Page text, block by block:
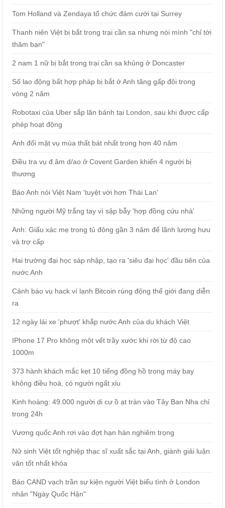
Tom Holland và Zendaya tổ chức đám cưới tại Surrey
Thanh niên Việt bị bắt trong trại cần sa nhưng nói mình "chỉ tới
thăm bạn"
2 nam 1 nữ bị bắt trong trại cần sa khủng ở Doncaster
Số lao động bất hợp pháp bị bắt ở Anh tăng gấp đôi trong
vòng 2 năm
Robotaxi của Uber sắp lăn bánh tại London, sau khi được cấp
phép hoạt động
Anh đối mặt vụ mùa thất bát nhất trong hơn 40 năm
Điều tra vụ đ.âm d/ao ở Covent Garden khiến 4 người bị
thương
Báo Anh nói Việt Nam 'tuyệt vời hơn Thái Lan'
Những người Mỹ trắng tay vì sập bẫy 'hợp đồng cứu nhà'
Anh: Giấu xác mẹ trong tủ đông gần 3 năm để lãnh lương hưu
và trợ cấp
Hai trường đại học sáp nhập, tạo ra 'siêu đại học' đầu tiên của
nước Anh
Cảnh báo vụ hack ví lạnh Bitcoin rúng động thế giới đang diễn
ra
12 ngày lái xe 'phượt' khắp nước Anh của du khách Việt
IPhone 17 Pro không một vết trầy xước khi rời từ độ cao
1000m
373 hành khách mắc kẹt 10 tiếng đồng hồ trong máy bay
không điều hoà, có người ngất xỉu
Kinh hoàng: 49.000 người di cư ồ ạt tràn vào Tây Ban Nha chỉ
trong 24h
Vương quốc Anh rơi vào đợt hạn hán nghiêm trọng
Nữ sinh Việt tốt nghiệp thạc sĩ xuất sắc tại Anh, giành giải luận
văn tốt nhất khóa
Báo CAND vạch trần sự kiện người Việt biểu tình ở London
nhân "Ngày Quốc Hận"